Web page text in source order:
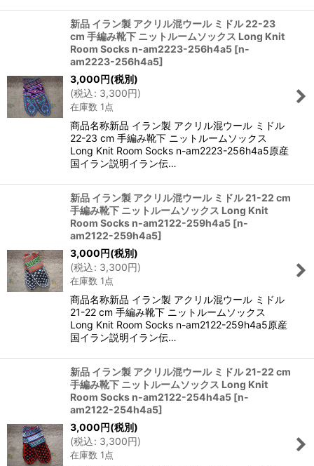
新品 イラン製 アクリル混ウール ミドル 22-23
cm 手編み靴下 ニットルームソックス Long Knit
Room Socks n-am2223-256h4a5 [n-
am2223-256h4a5]
3,000円(税別)
(税込: 3,300円)
在庫数 1点
商品名称新品 イラン製 アクリル混ウール ミドル
22-23 cm 手編み靴下 ニットルームソックス
Long Knit Room Socks n-am2223-256h4a5原産
国イラン説明イラン伝…
新品 イラン製 アクリル混ウール ミドル 21-22 cm
手編み靴下 ニットルームソックス Long Knit
Room Socks n-am2122-259h4a5 [n-
am2122-259h4a5]
3,000円(税別)
(税込: 3,300円)
在庫数 1点
商品名称新品 イラン製 アクリル混ウール ミドル
21-22 cm 手編み靴下 ニットルームソックス
Long Knit Room Socks n-am2122-259h4a5原産
国イラン説明イラン伝…
新品 イラン製 アクリル混ウール ミドル 21-22 cm
手編み靴下 ニットルームソックス Long Knit
Room Socks n-am2122-254h4a5 [n-
am2122-254h4a5]
3,000円(税別)
(税込: 3,300円)
在庫数 1点